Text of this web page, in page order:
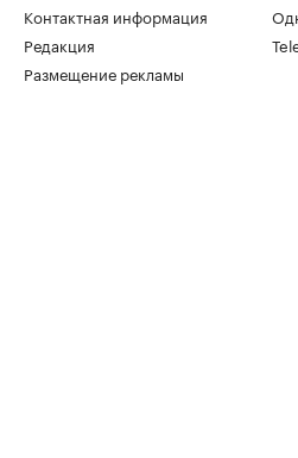
Контактная информация
Редакция
Размещение рекламы